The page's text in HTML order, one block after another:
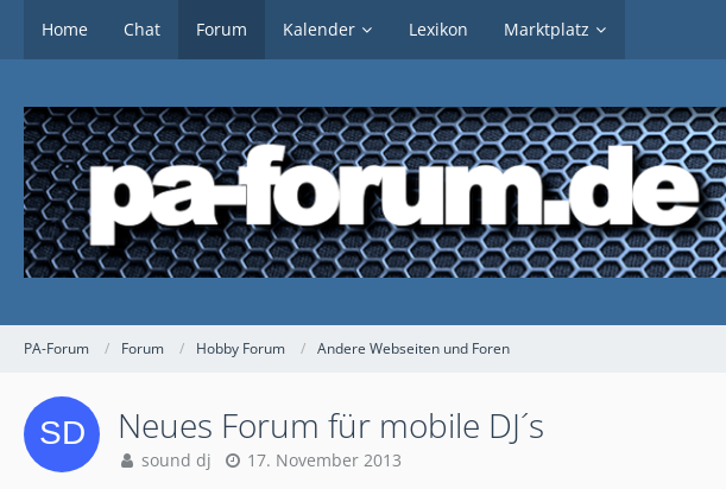
Home Chat Forum Kalender Lexikon Marktplatz
PA-Forum Forum Hobby Forum Andere Webseiten und Foren
Neues Forum für mobile DJ´s
sound dj 17. November 2013